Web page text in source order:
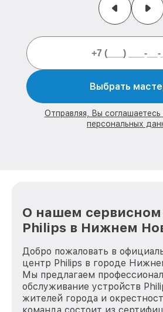
Выбрать
Отправляя, Вы
персональных
О нашем сервисном
Philips в Нижнем
Добро пожаловать в
центр Philips в городе
Мы предлагаем
обслуживание устройств
жителей города и